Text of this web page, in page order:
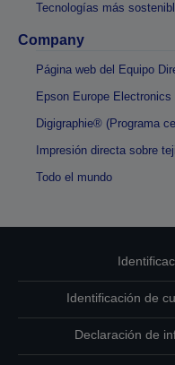
Tecnologías más
Company
Página web del Equipo
Epson Europe Electronics
Digigraphie® (Programa
Impresión directa sobre
Todo el mundo
Identificación de
Declaración de